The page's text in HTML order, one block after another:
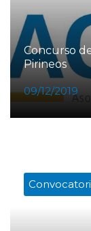
Concurso
Pirineos
09/12/2019